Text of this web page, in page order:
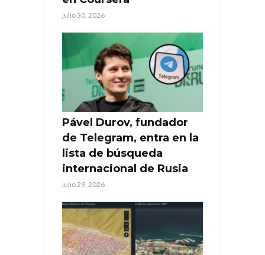
julio 30, 2026
Pável Durov, fundador
de Telegram, entra en la
lista de búsqueda
internacional de Rusia
julio 29, 2026